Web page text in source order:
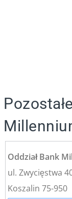
Oddział Bank
ul. Zwycięstwa
Koszalin 75-950